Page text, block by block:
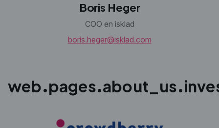
Boris Heger
COO en isklad
boris.heger@isklad.com